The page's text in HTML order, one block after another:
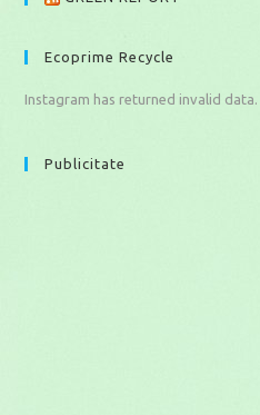
Ecoprime Recycle
Instagram has returned invalid data.
Publicitate